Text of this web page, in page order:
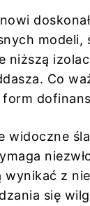
niższą
Co
widoczne
z
się